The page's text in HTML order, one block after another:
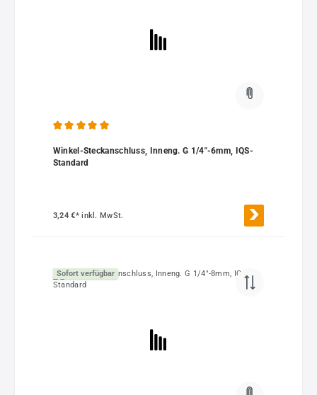
Winkel-Steckanschluss, Inneng. G 1/4"-6mm, IQS-
Standard
3,24 €*inkl. MwSt.
Sofort verfügbar